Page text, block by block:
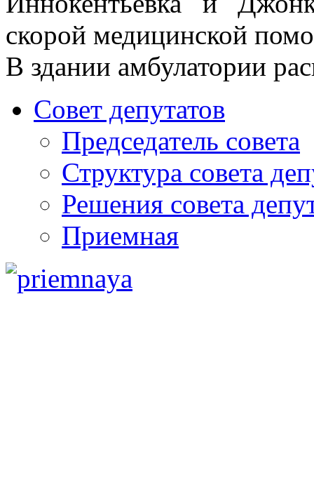
скорой медицинской
В здании амбулатории
Совет депутатов
Председатель совета
Структура совета
Решения совета
Приемная